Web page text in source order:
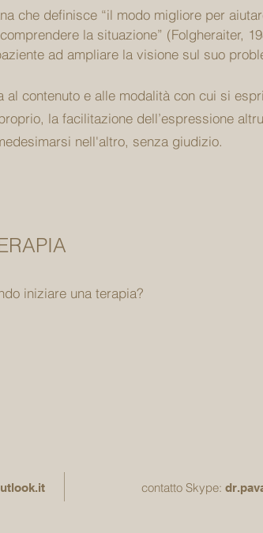
che definisce “il modo migliore per
la situazione” (Folgheraiter,
ad ampliare la visione sul suo
contenuto e alle modalità con cui si
la facilitazione dell’espressione
nell'altro, senza giudizio.
iniziare una terapia?
contatto Skype: